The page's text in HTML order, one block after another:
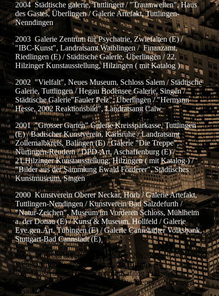
2004 Städtische galerie, Tuttlingen / "Traumwelten", Haus
des Gastes, Überlingen / Galerie Artefakt, Tuttlingen-
Nenndingen
2003 Galerie Zentrum für Psychatrie, Zwiefalten (E) /
"IBC-Kunst", Landratsamt Waiblingen / Finanzamt,
Riedlingen (E) / Städtische Galerie, Überlingen / 22.
Hilzinger Kunstausstellung, Hilzingen ( mit Katalog )
2002 "Vielfalt", Neues Museum, Schloss Salem / Städtische
Galerie, Tuttlingen / Hegau Bodensee Galerie, Singen /
Städtische Galerie"Fauler Pelz", Überlingen / "Hermann
Hesse, 2002 Reaktionsbild", Landratsamt Calw
2001 "Grosser Garten" Galerie Kreissparkasse, Tuttlingen
(E) / Badischer Kunstverein, Karlsruhe / Landratsamt
Zollernalbkreis, Balingen (E) / Galerie "Die Treppe",
Nürtingen-Reudern / DPD-Art, Aschaffenburg (E) /
21.Hilzinger Kunstausstellung, Hilzingen ( mit Katalog ) /
"Bilder aus der Sammlung Ewald Förderer", Städtisches
Kunstmuseum, Singen
2000 Kunstverein Oberer Neckar, Horb / Galerie Artefakt,
Tuttlingen-Nendingen / Kunstverein Bad Salzdefurth /
"Natur-Zeichen", Museum im Vorderen Schloss, Mühlheim
a. der Donau (E) / Kunst & Museum, Hollfeld / Galerie
Eye.gen.Art, Tübingen (E) / Galerie Cannstadter Volksbank,
Stuttgart-Bad Cannstadt (E)
1999 Museum der Stadt, Biberach / "20x20x5", Galerie
Wernz, Tuttlingen-Nenndingen / 20.Hilzinger
Kunstausstellung, Hilzingen ( mit Katalog ) / Badischer
Kunstverein, Karlsruhe / Galerie "Die Treppe", Nürtingen-
Reudern